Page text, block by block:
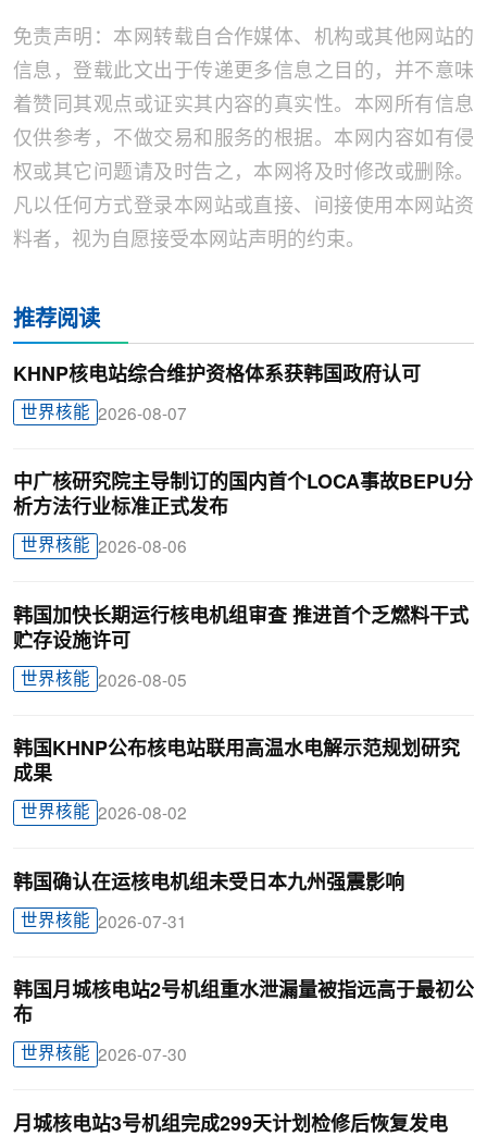
免责声明：本网转载自合作媒体、机构或其他网站的
信息，登载此文出于传递更多信息之目的，并不意味
着赞同其观点或证实其内容的真实性。本网所有信息
仅供参考，不做交易和服务的根据。本网内容如有侵
权或其它问题请及时告之，本网将及时修改或删除。
凡以任何方式登录本网站或直接、间接使用本网站资
料者，视为自愿接受本网站声明的约束。
推荐阅读
KHNP核电站综合维护资格体系获韩国政府认可
世界核能 2026-08-07
中广核研究院主导制订的国内首个LOCA事故BEPU分
析方法行业标准正式发布
世界核能 2026-08-06
韩国加快长期运行核电机组审查 推进首个乏燃料干式
贮存设施许可
世界核能 2026-08-05
韩国KHNP公布核电站联用高温水电解示范规划研究
成果
世界核能 2026-08-02
韩国确认在运核电机组未受日本九州强震影响
世界核能 2026-07-31
韩国月城核电站2号机组重水泄漏量被指远高于最初公
布
世界核能 2026-07-30
月城核电站3号机组完成299天计划检修后恢复发电